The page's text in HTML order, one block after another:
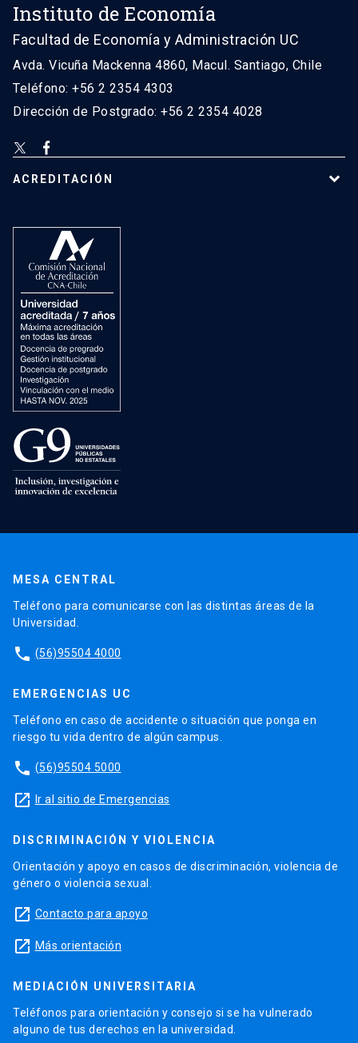
Instituto de Economía
Facultad de Economía y Administración UC
Avda. Vicuña Mackenna 4860, Macul. Santiago, Chile
Teléfono: +56 2 2354 4303
Dirección de Postgrado: +56 2 2354 4028
ACREDITACIÓN
MESA CENTRAL
Teléfono para comunicarse con las distintas áreas de la
Universidad.
phone (56)95504 4000
EMERGENCIAS UC
Teléfono en caso de accidente o situación que ponga en
riesgo tu vida dentro de algún campus.
phone (56)95504 5000
launch Ir al sitio de Emergencias
DISCRIMINACIÓN Y VIOLENCIA
Orientación y apoyo en casos de discriminación, violencia de
género o violencia sexual.
launch Contacto para apoyo
launch Más orientación
MEDIACIÓN UNIVERSITARIA
Teléfonos para orientación y consejo si se ha vulnerado
alguno de tus derechos en la universidad.